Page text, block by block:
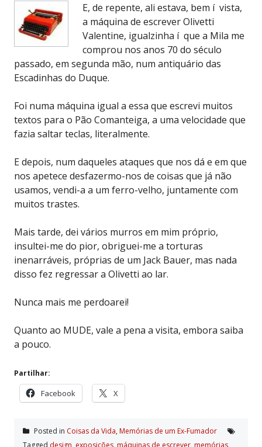
E, de repente, ali estava, bem í vista,
a máquina de escrever Olivetti
Valentine, igualzinha í que a Mila me
comprou nos anos 70 do século
passado, em segunda mão, num antiquário das
Escadinhas do Duque.
Foi numa máquina igual a essa que escrevi muitos
textos para o Pão Comanteiga, a uma velocidade que
fazia saltar teclas, literalmente.
E depois, num daqueles ataques que nos dá e em que
nos apetece desfazermo-nos de coisas que já não
usamos, vendi-a a um ferro-velho, juntamente com
muitos trastes.
Mais tarde, dei vários murros em mim próprio,
insultei-me do pior, obriguei-me a torturas
inenarráveis, próprias de um Jack Bauer, mas nada
disso fez regressar a Olivetti ao lar.
Nunca mais me perdoarei!
Quanto ao MUDE, vale a pena a visita, embora saiba
a pouco.
Partilhar:
Facebook X
Posted in Coisas da Vida, Memórias de um Ex-Fumador
Tagged design, exposições, máquinas de escrever, memórias,